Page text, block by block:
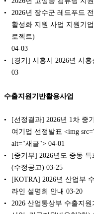
2026년 장수군 레드푸드
활성화 지원 사업 지원기
로젝트)
04-03
[경기] 시흥시 2026년 시
03
수출지원기반활용사업
[선정결과] 2026년 1차 중
여기업 선정발표 <img
alt="새글"> 04-01
[중기부] 2026년도 중동
(수정공고) 03-25
[KOTRA] 2026년 산업부
라인 설명회 안내 03-20
2026 산업통상부 수출지